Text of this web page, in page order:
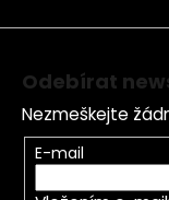
Odebírat
Nezmeškejte
E-mail